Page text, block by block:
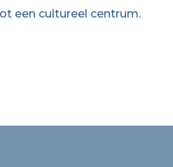
een cultureel centrum.